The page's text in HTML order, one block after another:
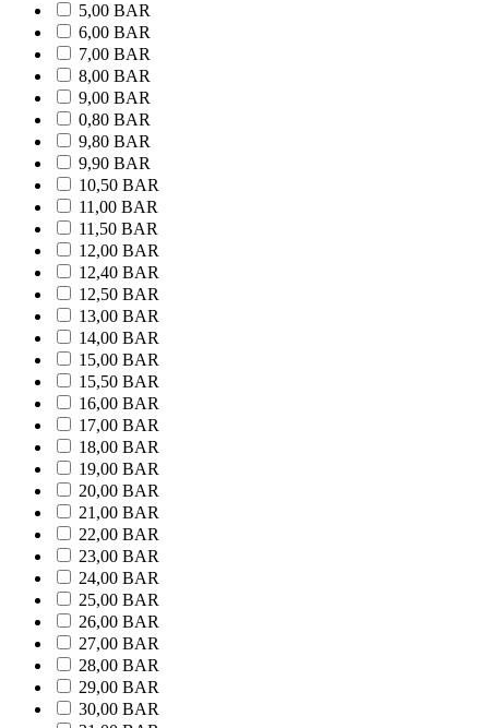
5,00 BAR
6,00 BAR
7,00 BAR
8,00 BAR
9,00 BAR
0,80 BAR
9,80 BAR
9,90 BAR
10,50 BAR
11,00 BAR
11,50 BAR
12,00 BAR
12,40 BAR
12,50 BAR
13,00 BAR
14,00 BAR
15,00 BAR
15,50 BAR
16,00 BAR
17,00 BAR
18,00 BAR
19,00 BAR
20,00 BAR
21,00 BAR
22,00 BAR
23,00 BAR
24,00 BAR
25,00 BAR
26,00 BAR
27,00 BAR
28,00 BAR
29,00 BAR
30,00 BAR